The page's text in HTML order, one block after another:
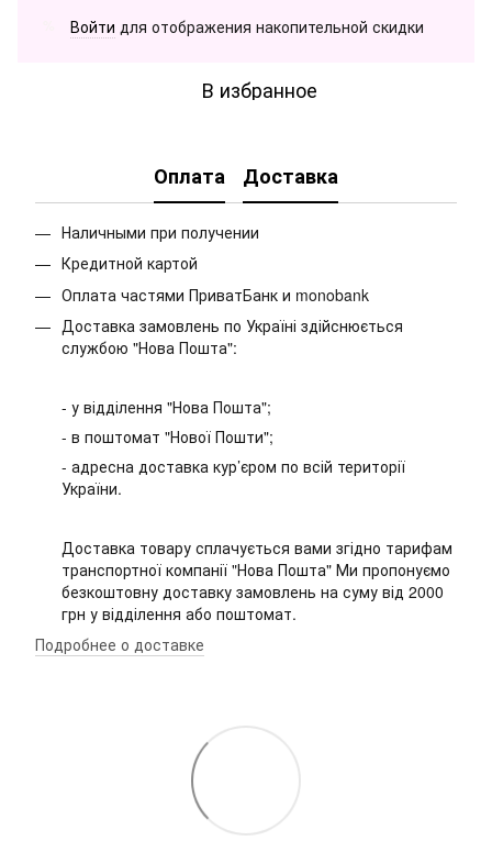
Войти для отображения накопительной скидки
В избранное
Оплата Доставка
Наличными при получении
Кредитной картой
Оплата частями ПриватБанк и monobank
Доставка замовлень по Україні здійснюється
службою "Нова Пошта":
- у відділення "Нова Пошта";
- в поштомат "Нової Пошти";
- адресна доставка кур’єром по всій території
України.
Доставка товару сплачується вами згідно тарифам
транспортної компанії "Нова Пошта" Ми пропонуємо
безкоштовну доставку замовлень на суму від 2000
грн у відділення або поштомат.
Подробнее о доставке